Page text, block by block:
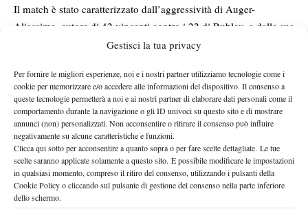
Gestisci la tua privacy
Per fornire le migliori esperienze, noi e i nostri partner utilizziamo tecnologie come i
cookie per memorizzare e/o accedere alle informazioni del dispositivo. Il consenso a
queste tecnologie permetterà a noi e ai nostri partner di elaborare dati personali come il
comportamento durante la navigazione o gli ID univoci su questo sito e di mostrare
annunci (non) personalizzati. Non acconsentire o ritirare il consenso può influire
negativamente su alcune caratteristiche e funzioni.
Clicca qui sotto per acconsentire a quanto sopra o per fare scelte dettagliate. Le tue
scelte saranno applicate solamente a questo sito. È possibile modificare le impostazioni
in qualsiasi momento, compreso il ritiro del consenso, utilizzando i pulsanti della
Cookie Policy o cliccando sul pulsante di gestione del consenso nella parte inferiore
dello schermo.
Il match è stato caratterizzato dall’aggressività di Auger-
Aliassime, autore di 42 vincenti contro i 22 di Rublev, e dalla sua
solidità mentale nei momenti cruciali. Al termine della partita, il
momento di chiudere il match è stata la chiave. Ho avuto molti
match duri con Andrey in passato. A volte ero in vantaggio,
come oggi, e lui riusciva a rimontare. Per me era molto
importante restare avanti e continuare a mettere pressione fino
all’ultimo punto”.
Rublev, invece, ha mostrato nervosismo in alcuni momenti
chiave, commettendo errori non forzati che hanno permesso al
canadese di prendere il largo. Con questa vittoria, Auger-